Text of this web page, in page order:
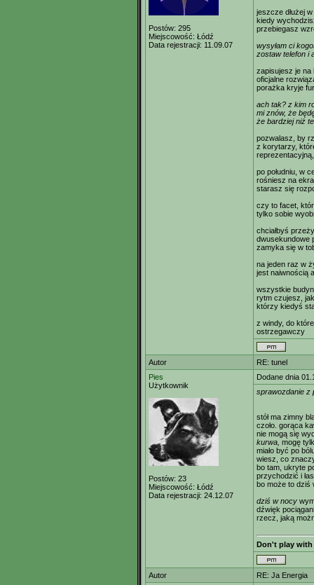
Postów: 295
Miejscowość: Łódź
Data rejestracji: 11.09.07
jeszcze dłużej
kiedy
przebiegasz
wysyłam ci
zostaw telefon i
zapisujesz je na
oficjalne
porażka kryje
ach tak? z kim
mi znów, że
że bardziej niż
pozwalasz, by
z korytarzy,
po południu, w
rośniesz na
starasz się
czy to facet,
tylko sobie
chciałbyś
dwusekundowe
zamyka się w
na jeden raz w
jest naiwnością
wszystkie
rytm czujesz,
którzy kiedyś
z windy, do
ostrzegawczy
Autor
RE: tunel
Pies
Użytkownik
Postów: 23
Miejscowość: Łódź
Data rejestracji: 24.12.07
Dodane dnia
sprawozdanie z
stół ma zimny
czoło. gorąca
nie mogą się
kurwa, mogę
miało być po
wiesz, co
bo tam, ukryte
przychodzić i
bo może to dziś
dziś w nocy
dźwięk
rzecz, jaką
Don't play
Autor
RE: Ja Energia